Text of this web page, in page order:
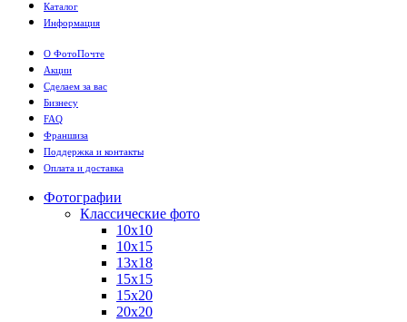
Каталог
Информация
О ФотоПочте
Акции
Сделаем за вас
Бизнесу
FAQ
Франшиза
Поддержка и контакты
Оплата и доставка
Фотографии
Классические фото
10х10
10х15
13х18
15х15
15х20
20х20